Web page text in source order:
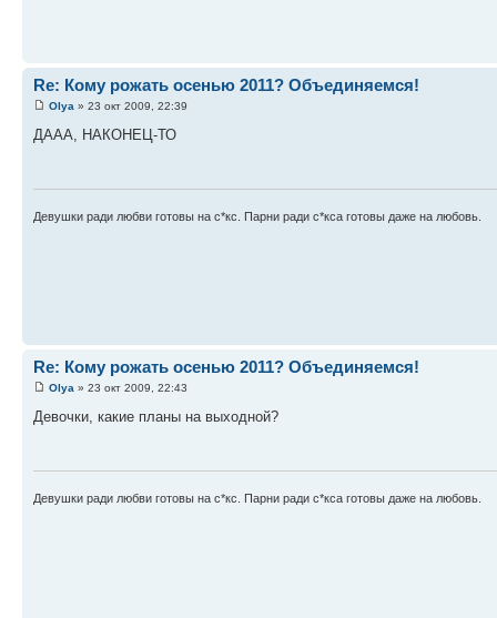
Re: Кому рожать осенью 2011? Объединяемся!
Оlya » 23 окт 2009, 22:39
ДААА, НАКОНЕЦ-ТО
Девушки ради любви готовы на с*кс. Парни ради с*кса готовы даже на любовь.
Re: Кому рожать осенью 2011? Объединяемся!
Оlya » 23 окт 2009, 22:43
Девочки, какие планы на выходной?
Девушки ради любви готовы на с*кс. Парни ради с*кса готовы даже на любовь.